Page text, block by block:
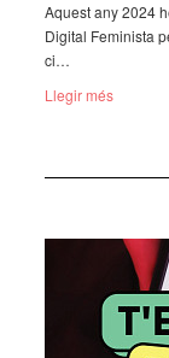
Aquest any 2024
Digi­tal Femi­nista
ci…
Llegir més